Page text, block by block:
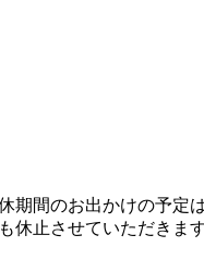
間のお出かけの予定
止させていただきま